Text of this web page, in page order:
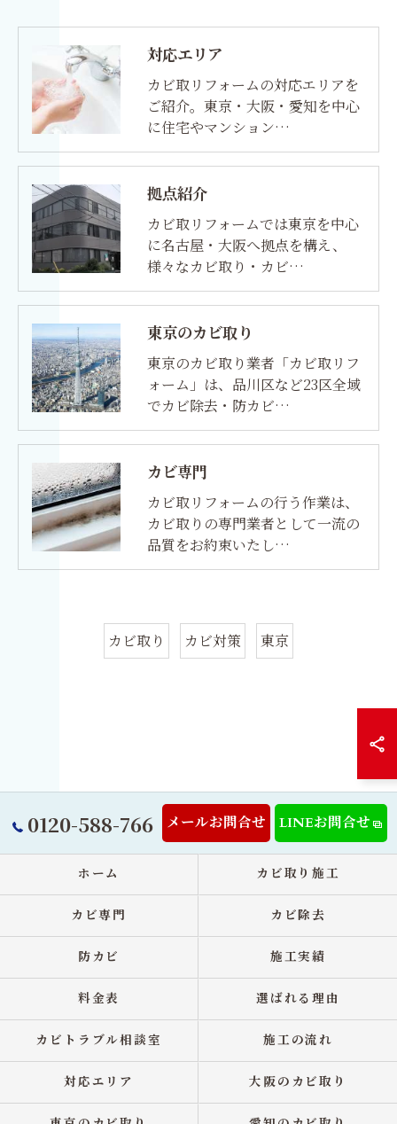
対応エリア
カビ取リフォームの対応エリアを
ご紹介。東京・大阪・愛知を中心
に住宅やマンション…
拠点紹介
カビ取リフォームでは東京を中心
に名古屋・大阪へ拠点を構え、
様々なカビ取り・カビ…
東京のカビ取り
東京のカビ取り業者「カビ取リフ
ォーム」は、品川区など23区全域
でカビ除去・防カビ…
カビ専門
カビ取リフォームの行う作業は、
カビ取りの専門業者として一流の
品質をお約束いたし…
カビ取り カビ対策 東京
0120-588-766 メールお問合せ LINEお問合せ
ホーム カビ取り施工
カビ専門 カビ除去
防カビ 施工実績
料金表 選ばれる理由
カビトラブル相談室 施工の流れ
対応エリア 大阪のカビ取り